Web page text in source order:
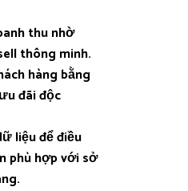
thu nhờ
thông minh.
hàng bằng
đãi độc
liệu để điều
phù hợp với sở